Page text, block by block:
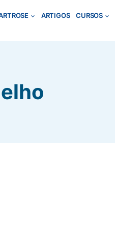
ARTIGOS CURSOS